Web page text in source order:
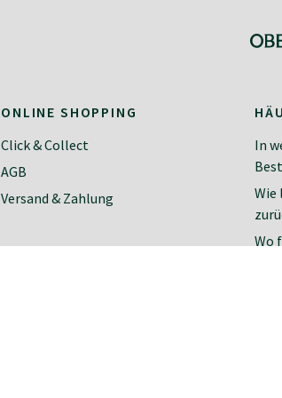
ONLINE SHOPPING
Click & Collect
AGB
Versand & Zahlung
In
Wie
Wo